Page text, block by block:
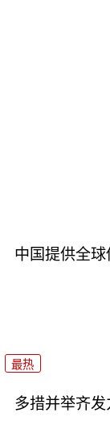
中国提供全球
最热
多措并举齐